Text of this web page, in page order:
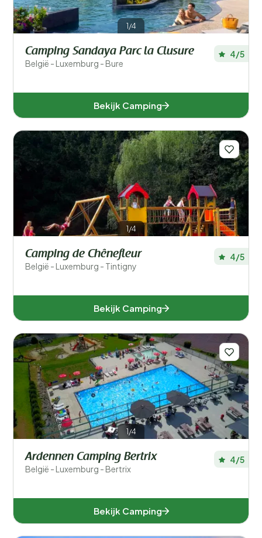
Provincies
Antwerpen (7)
Limburg (5)
Luik (4)
Luxemburg (6)
Namen (3)
Populaire filters
Type accommodatie
Zwemmen
Algemeen
Sport en vrije tijd
1/4
Camping Sandaya Parc la Clusure
België - Luxemburg - Bure
4/5
Bekijk Camping
1/4
Camping de Chênefleur
België - Luxemburg - Tintigny
4/5
Bekijk Camping
1/4
Ardennen Camping Bertrix
België - Luxemburg - Bertrix
4/5
Bekijk Camping